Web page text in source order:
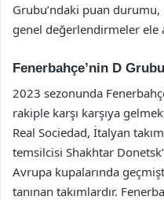
Grubu’ndaki puan
genel değerlendirmeler ele
Fenerbahçe’nin D
2023 sezonunda
rakiple karşı karşıya
Real Sociedad, İtalyan
temsilcisi Shakhtar
Avrupa kupalarında
tanınan takımlardır.